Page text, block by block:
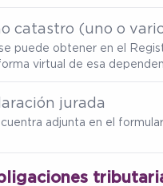
catastro (uno o
puede obtener en el
virtual de esa
jurada
adjunta en el